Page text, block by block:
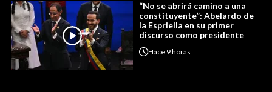
“No se abrirá camino a una
constituyente”: Abelardo de
la Espriella en su primer
discurso como presidente
Hace 9 horas